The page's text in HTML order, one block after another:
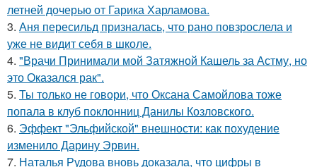
летней дочерью от Гарика Харламова.
3. Аня пересильд призналась, что рано повзрослела и
уже не видит себя в школе.
4. "Врачи Принимали мой Затяжной Кашель за Астму, но
это Оказался рак".
5. Ты только не говори, что Оксана Самойлова тоже
попала в клуб поклонниц Данилы Козловского.
6. Эффект "Эльфийской" внешности: как похудение
изменило Дарину Эрвин.
7. Наталья Рудова вновь доказала, что цифры в